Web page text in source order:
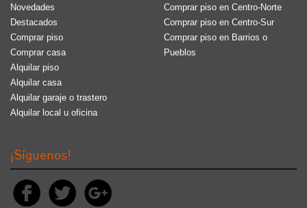
Novedades
Destacados
Comprar piso
Comprar casa
Alquilar piso
Alquilar casa
Alquilar garaje o trastero
Alquilar local u oficina
Comprar piso en Centro-Norte
Comprar piso en Centro-Sur
Comprar piso en Barrios o
Pueblos
¡Síguenos!